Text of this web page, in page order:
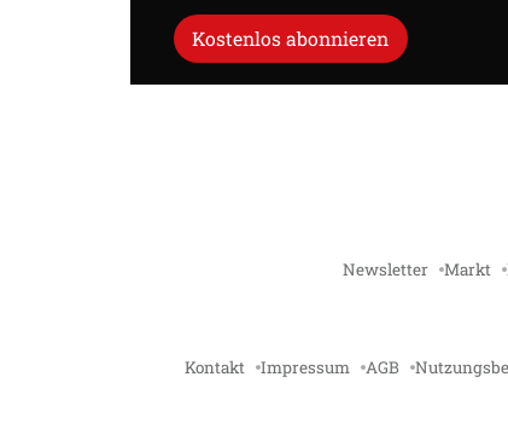
Kostenlos abonnieren
Newsletter Markt
Kontakt Impressum AGB